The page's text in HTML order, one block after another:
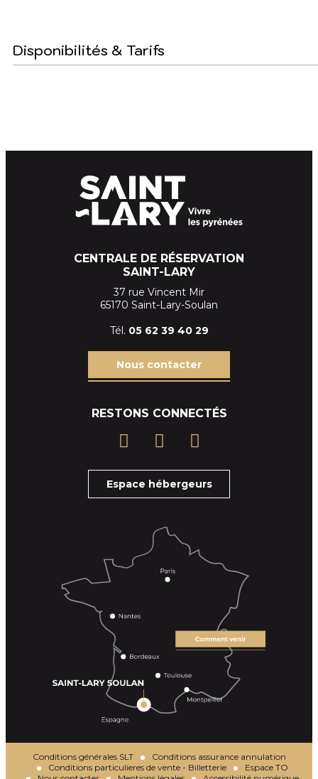
Disponibilités & Tarifs
CENTRALE DE RÉSERVATION
SAINT-LARY
37 rue Vincent Mir
65170 Saint-Lary-Soulan
Tél. 05 62 39 40 29
Nous contacter
RESTONS CONNECTÉS
Espace hébergeurs
Conditions générales SLT
Conditions assurance annulation
Conditions particulieres de vente - Billetterie
Espace TO